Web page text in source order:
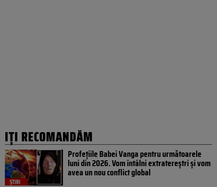
IȚI RECOMANDĂM
ȘTIRI
Profețiile Babei Vanga pentru următoarele
luni din 2026. Vom întâlni extratereștri și vom
avea un nou conflict global